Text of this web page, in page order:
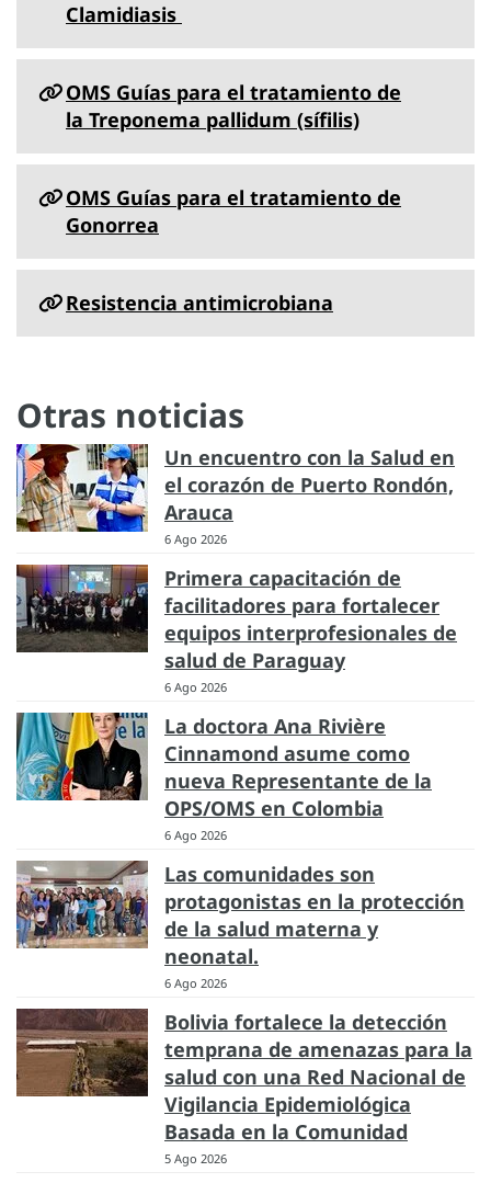
Clamidiasis
OMS Guías para el tratamiento de
la Treponema pallidum (sífilis)
OMS Guías para el tratamiento de
Gonorrea
Resistencia antimicrobiana
Otras noticias
Un encuentro con la Salud en
el corazón de Puerto Rondón,
Arauca
6 Ago 2026
Primera capacitación de
facilitadores para fortalecer
equipos interprofesionales de
salud de Paraguay
6 Ago 2026
La doctora Ana Rivière
Cinnamond asume como
nueva Representante de la
OPS/OMS en Colombia
6 Ago 2026
Las comunidades son
protagonistas en la protección
de la salud materna y
neonatal.
6 Ago 2026
Bolivia fortalece la detección
temprana de amenazas para la
salud con una Red Nacional de
Vigilancia Epidemiológica
Basada en la Comunidad
5 Ago 2026